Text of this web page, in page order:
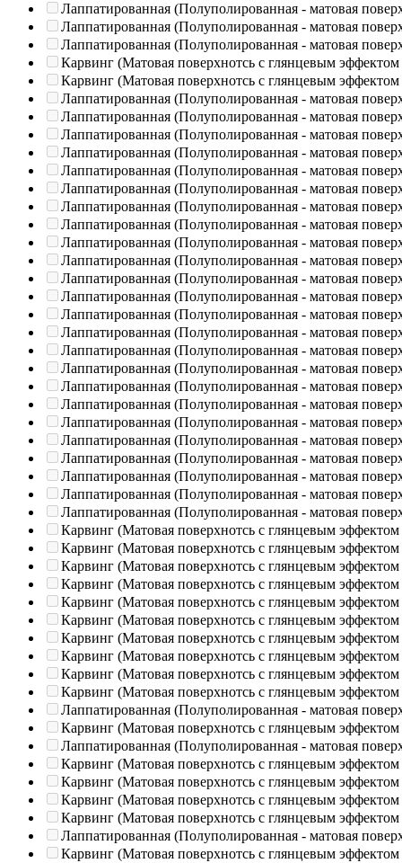
Лаппатированная (Полуполированная - матовая
Лаппатированная (Полуполированная - матовая
Лаппатированная (Полуполированная - матовая
Карвинг (Матовая поверхнотсь с глянцевым эффектом
Карвинг (Матовая поверхнотсь с глянцевым эффектом
Лаппатированная (Полуполированная - матовая
Лаппатированная (Полуполированная - матовая
Лаппатированная (Полуполированная - матовая
Лаппатированная (Полуполированная - матовая
Лаппатированная (Полуполированная - матовая
Лаппатированная (Полуполированная - матовая
Лаппатированная (Полуполированная - матовая
Лаппатированная (Полуполированная - матовая
Лаппатированная (Полуполированная - матовая
Лаппатированная (Полуполированная - матовая
Лаппатированная (Полуполированная - матовая
Лаппатированная (Полуполированная - матовая
Лаппатированная (Полуполированная - матовая
Лаппатированная (Полуполированная - матовая
Лаппатированная (Полуполированная - матовая
Лаппатированная (Полуполированная - матовая
Лаппатированная (Полуполированная - матовая
Лаппатированная (Полуполированная - матовая
Лаппатированная (Полуполированная - матовая
Лаппатированная (Полуполированная - матовая
Лаппатированная (Полуполированная - матовая
Лаппатированная (Полуполированная - матовая
Лаппатированная (Полуполированная - матовая
Лаппатированная (Полуполированная - матовая
Карвинг (Матовая поверхнотсь с глянцевым эффектом
Карвинг (Матовая поверхнотсь с глянцевым эффектом
Карвинг (Матовая поверхнотсь с глянцевым эффектом
Карвинг (Матовая поверхнотсь с глянцевым эффектом
Карвинг (Матовая поверхнотсь с глянцевым эффектом
Карвинг (Матовая поверхнотсь с глянцевым эффектом
Карвинг (Матовая поверхнотсь с глянцевым эффектом
Карвинг (Матовая поверхнотсь с глянцевым эффектом
Карвинг (Матовая поверхнотсь с глянцевым эффектом
Карвинг (Матовая поверхнотсь с глянцевым эффектом
Лаппатированная (Полуполированная - матовая
Карвинг (Матовая поверхнотсь с глянцевым эффектом
Лаппатированная (Полуполированная - матовая
Карвинг (Матовая поверхнотсь с глянцевым эффектом
Карвинг (Матовая поверхнотсь с глянцевым эффектом
Карвинг (Матовая поверхнотсь с глянцевым эффектом
Карвинг (Матовая поверхнотсь с глянцевым эффектом
Лаппатированная (Полуполированная - матовая
Карвинг (Матовая поверхнотсь с глянцевым эффектом